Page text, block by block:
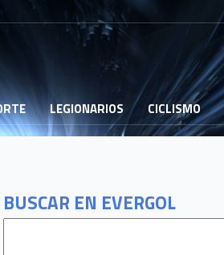
LEGIONARIOS CICLISMO
BUSCAR EN EVERGOL